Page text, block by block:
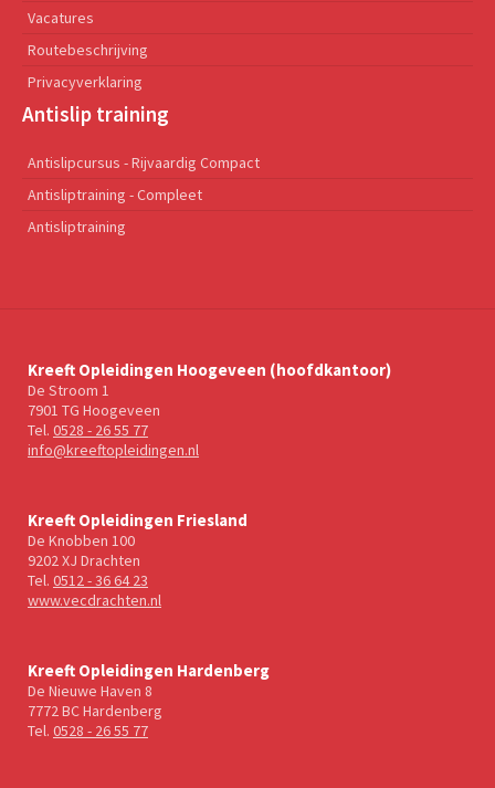
Vacatures
Routebeschrijving
Privacyverklaring
Antislip training
Antislipcursus - Rijvaardig Compact
Antisliptraining - Compleet
Antisliptraining
Kreeft Opleidingen Hoogeveen (hoofdkantoor)
De Stroom 1
7901 TG Hoogeveen
Tel. 0528 - 26 55 77
info@kreeftopleidingen.nl
Kreeft Opleidingen Friesland
De Knobben 100
9202 XJ Drachten
Tel. 0512 - 36 64 23
www.vecdrachten.nl
Kreeft Opleidingen Hardenberg
De Nieuwe Haven 8
7772 BC Hardenberg
Tel. 0528 - 26 55 77